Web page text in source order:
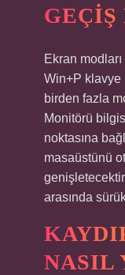
GEÇIŞ
Ekran
Win+P klavye
birden fazla
Monitörü
noktasına
masaüstünü
arasında
NASIL